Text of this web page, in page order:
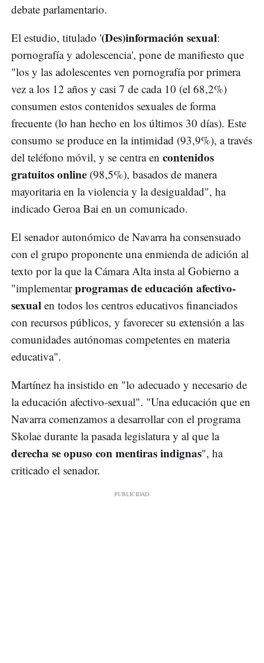
debate parlamentario.
El estudio, titulado '(Des)información sexual:
pornografía y adolescencia', pone de manifiesto que
"los y las adolescentes ven pornografía por primera
vez a los 12 años y casi 7 de cada 10 (el 68,2%)
consumen estos contenidos sexuales de forma
frecuente (lo han hecho en los últimos 30 días). Este
consumo se produce en la intimidad (93,9%), a través
del teléfono móvil, y se centra en contenidos
gratuitos online (98,5%), basados de manera
mayoritaria en la violencia y la desigualdad", ha
indicado Geroa Bai en un comunicado.
El senador autonómico de Navarra ha consensuado
con el grupo proponente una enmienda de adición al
texto por la que la Cámara Alta insta al Gobierno a
"implementarprogramas de educación afectivo-
sexual en todos los centros educativos financiados
con recursos públicos, y favorecer su extensión a las
comunidades autónomas competentes en materia
educativa".
Martínez ha insistido en "lo adecuado y necesario de
la educación afectivo-sexual". "Una educación que en
Navarra comenzamos a desarrollar con el programa
Skolae durante la pasada legislatura y al que la
derecha se opuso con mentiras indignas", ha
criticado el senador.